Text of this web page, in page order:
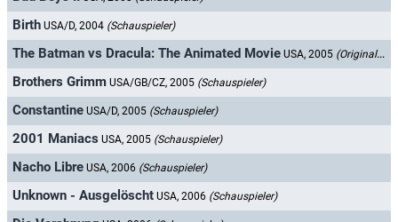
Birth USA/D, 2004 (Schauspieler)
The Batman vs Dracula: The Animated Movie USA, 2005 (Originalsprecher)
Brothers Grimm USA/GB/CZ, 2005 (Schauspieler)
Constantine USA/D, 2005 (Schauspieler)
2001 Maniacs USA, 2005 (Schauspieler)
Nacho Libre USA, 2006 (Schauspieler)
Unknown - Ausgelöscht USA, 2006 (Schauspieler)